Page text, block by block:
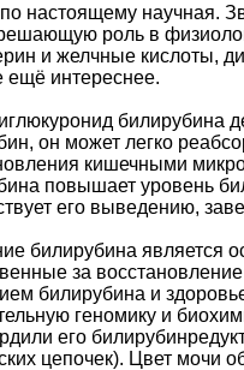
настоящему научная.
роль в
и желчные кислоты,
интереснее.
билирубина
он может легко
кишечными
повышает уровень
его выведению,
билирубина является
за
билирубина и
геномику и
его
цепочек). Цвет мочи